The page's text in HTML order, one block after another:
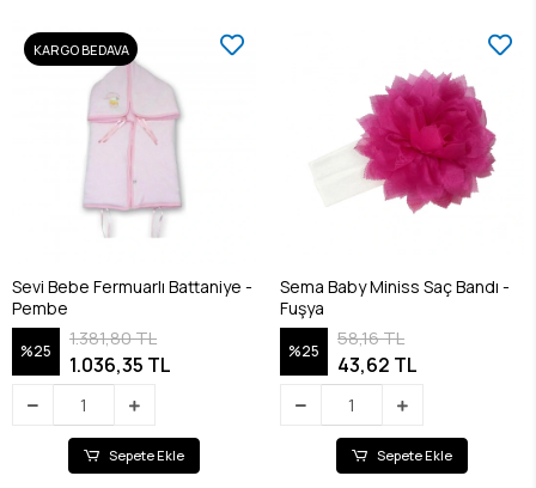
KARGO BEDAVA
Sevi Bebe Fermuarlı Battaniye -
Pembe
%25
1.381,80 TL
1.036,35 TL
Sepete Ekle
Sema Baby Miniss Saç Bandı -
Fuşya
%25
58,16 TL
43,62 TL
Sepete Ekle